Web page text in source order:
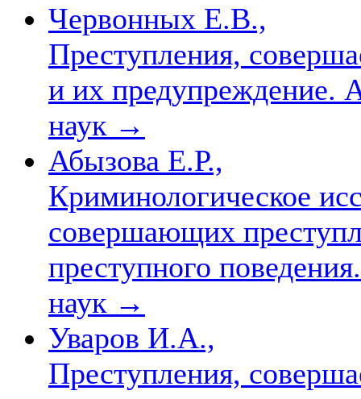
Червонных Е.В.,
Преступления,
и их предупреждение.
наук →
Абызова Е.Р.,
Криминологическое
совершающих
преступного
наук →
Уваров И.А.,
Преступления,